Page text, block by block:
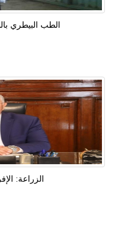
الطب البيطري بالشرقية
الزراعة: الإفراج